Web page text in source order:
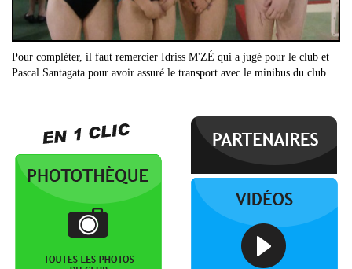
Pour compléter, il faut remercier Idriss M'ZÉ qui a jugé pour le club et
Pascal Santagata pour avoir assuré le transport avec le minibus du club.